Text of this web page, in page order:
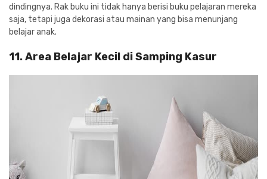
dindingnya. Rak buku ini tidak hanya berisi buku pelajaran mereka
saja, tetapi juga dekorasi atau mainan yang bisa menunjang
belajar anak.
11. Area Belajar Kecil di Samping Kasur